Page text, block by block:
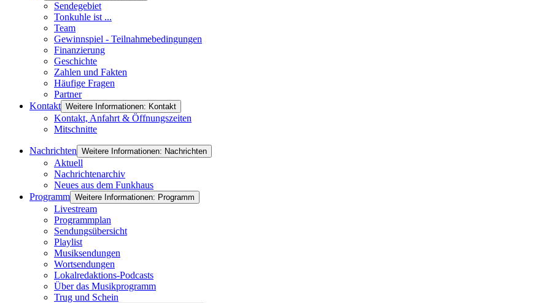
Sendegebiet
Tonkuhle ist ...
Team
Gewinnspiel - Teilnahmebedingungen
Finanzierung
Geschichte
Zahlen und Fakten
Häufige Fragen
Partner
Kontakt Weitere Informationen: Kontakt
Kontakt, Anfahrt & Öffnungszeiten
Mitschnitte
Nachrichten Weitere Informationen: Nachrichten
Aktuell
Nachrichtenarchiv
Neues aus dem Funkhaus
Programm Weitere Informationen: Programm
Livestream
Programmplan
Sendungsübersicht
Playlist
Musiksendungen
Wortsendungen
Lokalredaktions-Podcasts
Über das Musikprogramm
Trug und Schein